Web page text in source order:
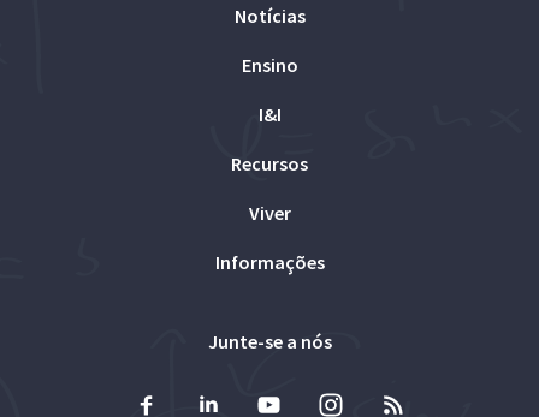
Notícias
Ensino
I&I
Recursos
Viver
Informações
Junte-se a nós